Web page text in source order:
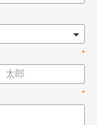
ください。
*
*